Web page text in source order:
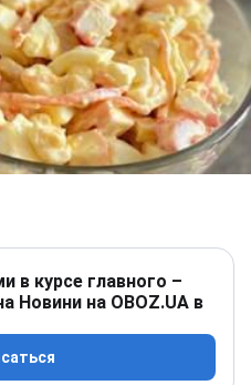
в курсе главного –
Новини на OBOZ.UA в